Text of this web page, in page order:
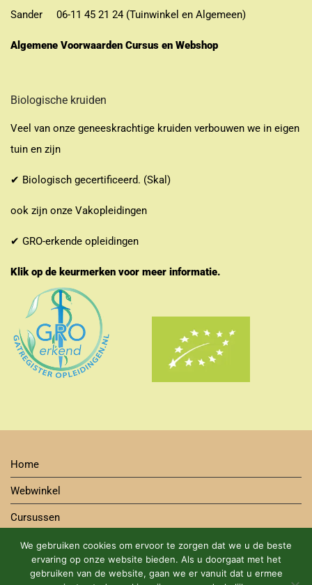
Sander 06-11 45 21 24 (Tuinwinkel en Algemeen)
Algemene Voorwaarden Cursus en Webshop
Biologische kruiden
Veel van onze geneeskrachtige kruiden verbouwen we in eigen
tuin en zijn
✔ Biologisch gecertificeerd. (Skal)
ook zijn onze Vakopleidingen
✔ GRO-erkende opleidingen
Klik op de keurmerken voor meer informatie.
Home
Webwinkel
Cursussen
Contact
Bestelwijze
We gebruiken cookies om ervoor te zorgen dat we u de beste
ervaring op onze website bieden. Als u doorgaat met het
gebruiken van de website, gaan we er vanuit dat u ermee